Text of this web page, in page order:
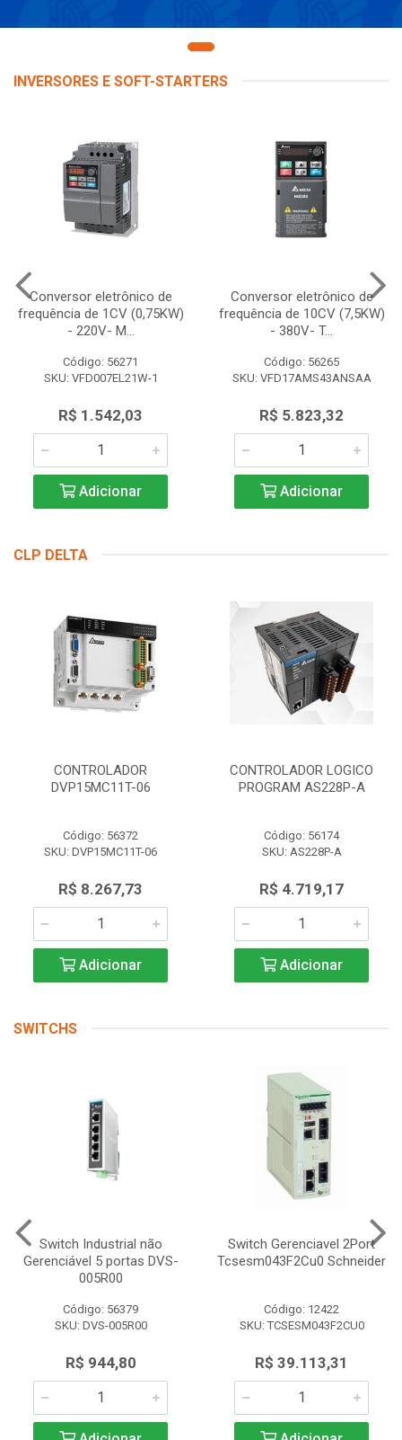
INVERSORES E SOFT-STARTERS
Conversor eletrônico de
frequência de 1CV (0,75KW)
- 220V- M...
Código: 56271
SKU: VFD007EL21W-1
R$ 1.542,03
Adicionar
Conversor eletrônico de
frequência de 10CV (7,5KW)
- 380V- T...
Código: 56265
SKU: VFD17AMS43ANSAA
R$ 5.823,32
Adicionar
CLP DELTA
CONTROLADOR
DVP15MC11T-06
Código: 56372
SKU: DVP15MC11T-06
R$ 8.267,73
Adicionar
CONTROLADOR LOGICO
PROGRAM AS228P-A
Código: 56174
SKU: AS228P-A
R$ 4.719,17
Adicionar
SWITCHS
Switch Industrial não
Gerenciável 5 portas DVS-
005R00
Código: 56379
SKU: DVS-005R00
R$ 944,80
Switch Gerenciavel 2Port
Tcsesm043F2Cu0 Schneider
Código: 12422
SKU: TCSESM043F2CU0
R$ 39.113,31